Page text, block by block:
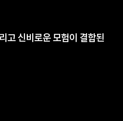
고 신비로운 모험이 결합된